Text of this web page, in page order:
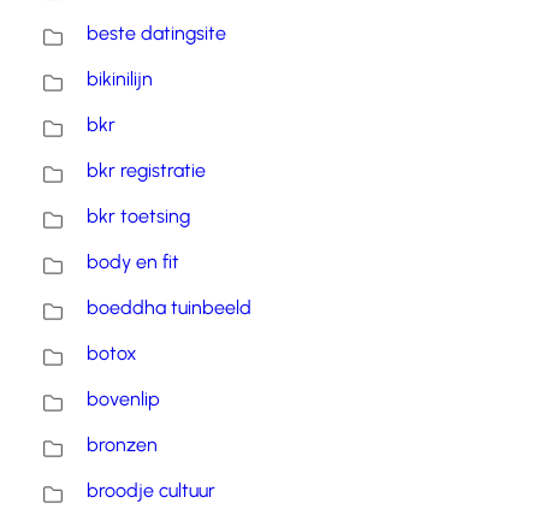
beste datingsite
bikinilijn
bkr
bkr registratie
bkr toetsing
body en fit
boeddha tuinbeeld
botox
bovenlip
bronzen
broodje cultuur